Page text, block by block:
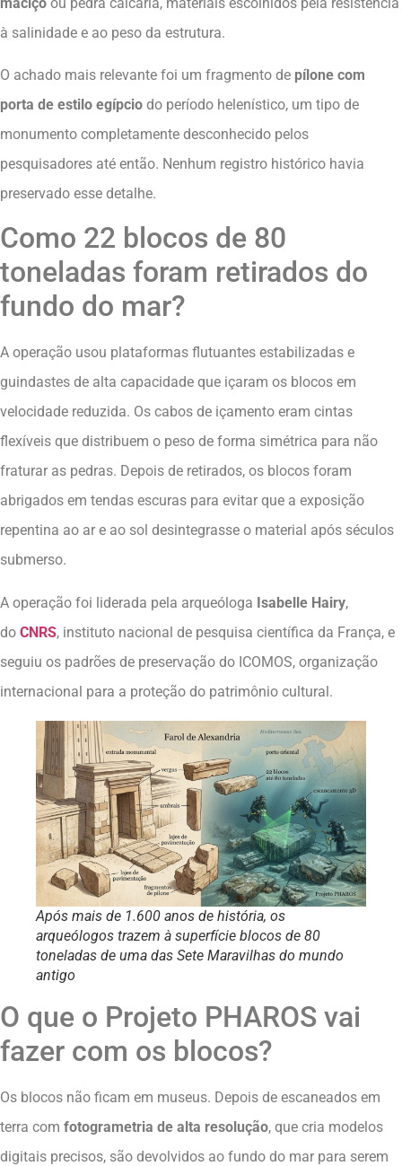
à salinidade e ao peso da estrutura.
O achado mais relevante foi um fragmento de pílone com
porta de estilo egípcio do período helenístico, um tipo de
monumento completamente desconhecido pelos
pesquisadores até então. Nenhum registro histórico havia
preservado esse detalhe.
Como 22 blocos de 80
toneladas foram retirados do
fundo do mar?
A operação usou plataformas flutuantes estabilizadas e
guindastes de alta capacidade que içaram os blocos em
velocidade reduzida. Os cabos de içamento eram cintas
flexíveis que distribuem o peso de forma simétrica para não
fraturar as pedras. Depois de retirados, os blocos foram
abrigados em tendas escuras para evitar que a exposição
repentina ao ar e ao sol desintegrasse o material após séculos
submerso.
A operação foi liderada pela arqueóloga Isabelle Hairy,
do CNRS, instituto nacional de pesquisa científica da França, e
seguiu os padrões de preservação do ICOMOS, organização
internacional para a proteção do patrimônio cultural.
Após mais de 1.600 anos de história, os
arqueólogos trazem à superfície blocos de 80
toneladas de uma das Sete Maravilhas do mundo
antigo
O que o Projeto PHAROS vai
fazer com os blocos?
Os blocos não ficam em museus. Depois de escaneados em
terra com fotogrametria de alta resolução, que cria modelos
digitais precisos, são devolvidos ao fundo do mar para serem